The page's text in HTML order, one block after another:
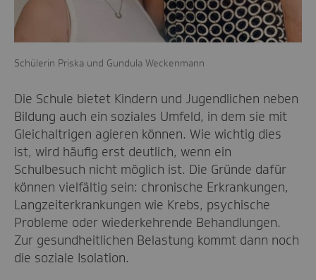
Schülerin Priska und Gundula Weckenmann
Die Schule bietet Kindern und Jugendlichen neben
Bildung auch ein soziales Umfeld, in dem sie mit
Gleichaltrigen agieren können. Wie wichtig dies
ist, wird häufig erst deutlich, wenn ein
Schulbesuch nicht möglich ist. Die Gründe dafür
können vielfältig sein: chronische Erkrankungen,
Langzeiterkrankungen wie Krebs, psychische
Probleme oder wiederkehrende Behandlungen.
Zur gesundheitlichen Belastung kommt dann noch
die soziale Isolation.